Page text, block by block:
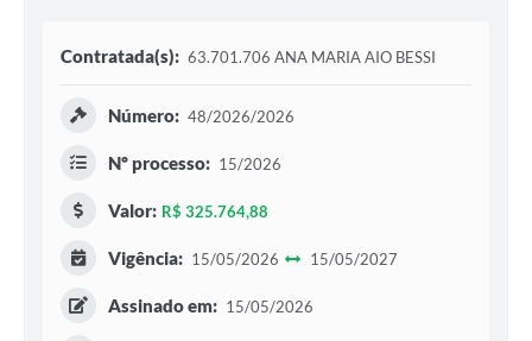
Contratada(s): 63.701.706 ANA MARIA AIO BESSI
Número: 48/2026/2026
Nº processo: 15/2026
Valor: R$ 325.764,88
Vigência: 15/05/2026 15/05/2027
Assinado em: 15/05/2026